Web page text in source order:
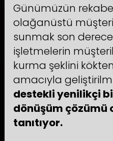
Günümüzün
olağanüstü
sunmak son
işletmelerin
kurma şeklini
amacıyla
destekli yenilikçi
dönüşüm çözümü
tanıtıyor.